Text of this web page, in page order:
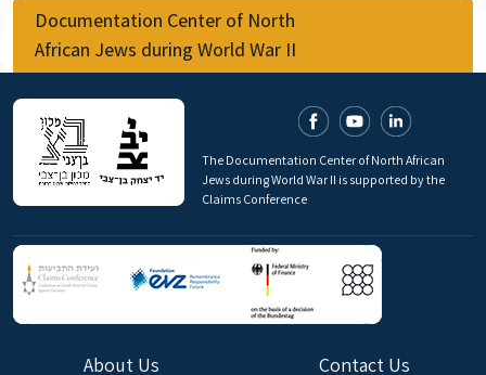
Documentation Center of North
African Jews during World War II
The Documentation Center of North African
Jews during World War II is supported by the
Claims Conference
About Us Contact Us